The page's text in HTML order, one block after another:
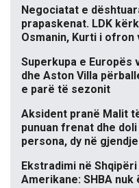
Negociatat e
prapaskenat. LDK
Osmanin, Kurti i
Superkupa e Europës
dhe Aston Villa
e parë të sezonit
Aksident pranë Malit
punuan frenat dhe
persona, dy në
Ekstradimi në
Amerikane: SHBA